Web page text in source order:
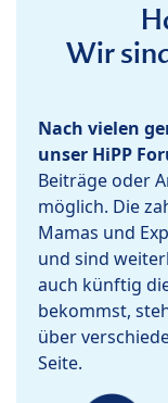
Wir
Nach vielen
unser HiPP
Beiträge oder
möglich. Die
Mamas und
und sind
auch künftig
bekommst,
über
Seite.